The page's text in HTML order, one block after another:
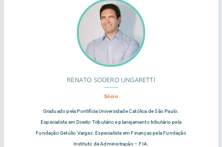
RENATO SODERO UNGARETTI
Sócio
Graduado pela Pontifícia Universidade Católica de São Paulo.
Especialista em Direito Tributário e planejamento tributário pela
Fundação Getúlio Vargas. Especialista em Finanças pela Fundação
Instituto de Administração – FIA.